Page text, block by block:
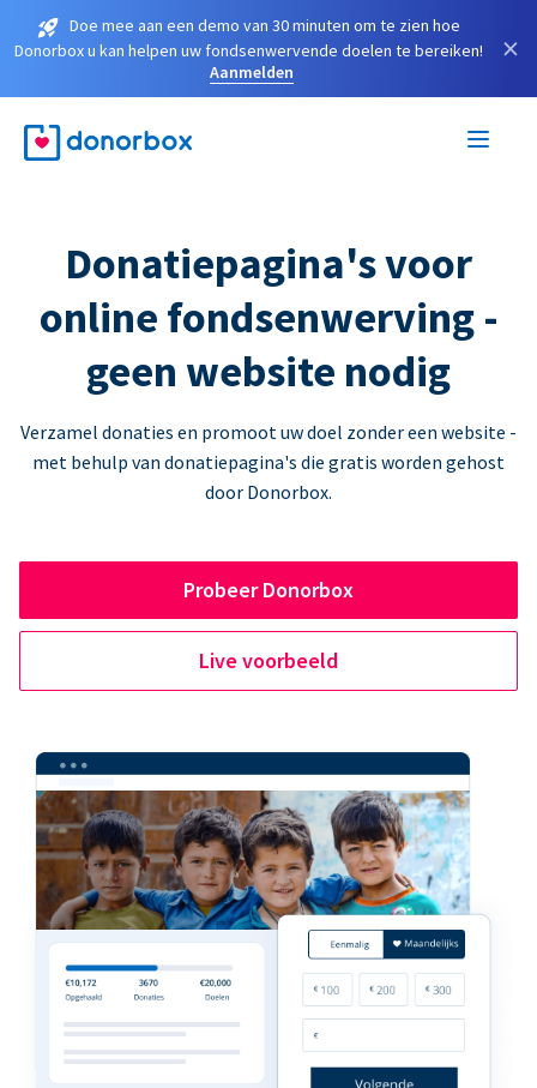
Doe mee aan een demo van 30 minuten om te zien hoe
Donorbox u kan helpen uw fondsenwervende doelen te bereiken!
Aanmelden
×
Donatiepagina's voor
online fondsenwerving -
geen website nodig
Verzamel donaties en promoot uw doel zonder een website -
met behulp van donatiepagina's die gratis worden gehost
door Donorbox.
Probeer Donorbox
Live voorbeeld